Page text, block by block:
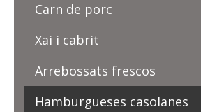
Carn de porc
Xai i cabrit
Arrebossats frescos
Hamburgueses casolanes